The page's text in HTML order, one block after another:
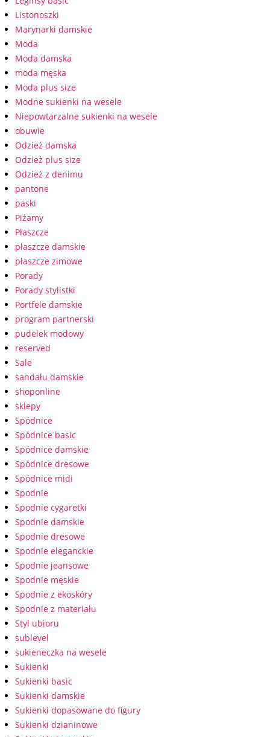
Listonoszki
Marynarki damskie
Moda
Moda damska
moda męska
Moda plus size
Modne sukienki na wesele
Niepowtarzalne sukienki na wesele
obuwie
Odzież damska
Odzież plus size
Odzież z denimu
pantone
paski
Piżamy
Płaszcze
płaszcze damskie
płaszcze zimowe
Porady
Porady stylistki
Portfele damskie
program partnerski
pudelek modowy
reserved
Sale
sandału damskie
shoponline
sklepy
Spódnice
Spódnice basic
Spódnice damskie
Spódnice dresowe
Spódnice midi
Spodnie
Spodnie cygaretki
Spodnie damskie
Spodnie dresowe
Spodnie eleganckie
Spodnie jeansowe
Spodnie męskie
Spodnie z ekoskóry
Spodnie z materiału
Styl ubioru
sublevel
sukieneczka na wesele
Sukienki
Sukienki basic
Sukienki damskie
Sukienki dopasowane do figury
Sukienki dzianinowe